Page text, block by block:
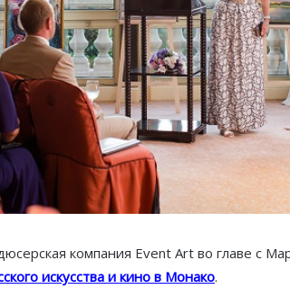
компания Event Art во главе с
искусства и кино в Монако.